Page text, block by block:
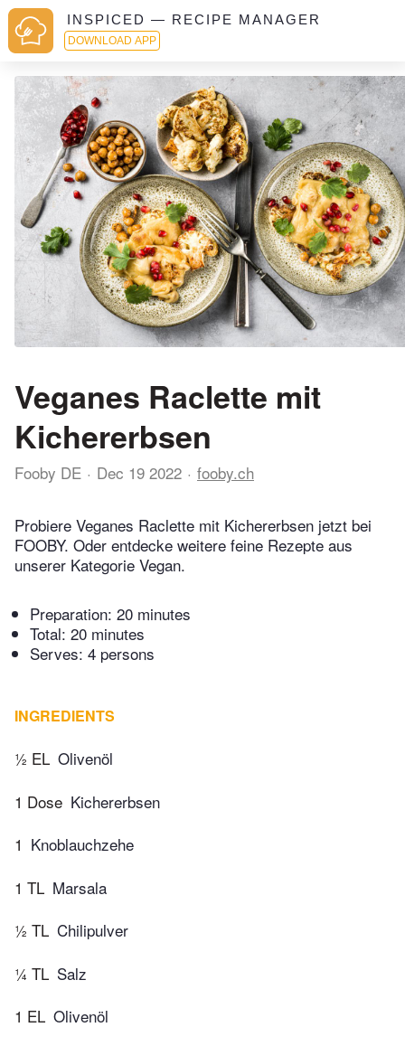
INSPICED — RECIPE MANAGER
DOWNLOAD APP
Veganes Raclette mit
Kichererbsen
Fooby DE Dec 19 2022 fooby.ch
Probiere Veganes Raclette mit Kichererbsen jetzt bei
FOOBY. Oder entdecke weitere feine Rezepte aus
unserer Kategorie Vegan.
Preparation: 20 minutes
Total: 20 minutes
Serves: 4 persons
INGREDIENTS
½ EL Olivenöl
1 Dose Kichererbsen
1 Knoblauchzehe
1 TL Marsala
½ TL Chilipulver
¼ TL Salz
1 EL Olivenöl